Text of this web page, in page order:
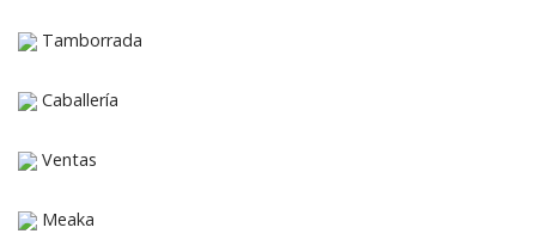
Tamborrada
Caballería
Ventas
Meaka